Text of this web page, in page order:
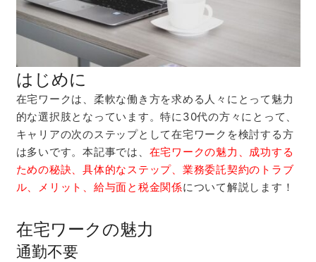
はじめに
在宅ワークは、柔軟な働き方を求める人々にとって魅力
的な選択肢となっています。特に30代の方々にとって、
キャリアの次のステップとして在宅ワークを検討する方
は多いです。本記事では、 在宅ワークの魅力、成功する
ための秘訣、具体的なステップ、業務委託契約のトラブ
ル、メリット、給与面と税金関係について解説します！
在宅ワークの魅力
通勤不要